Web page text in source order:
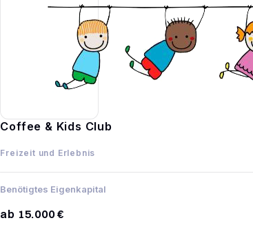
Coffee & Kids Club
Freizeit und Erlebnis
Benötigtes Eigenkapital
ab 15.000 €